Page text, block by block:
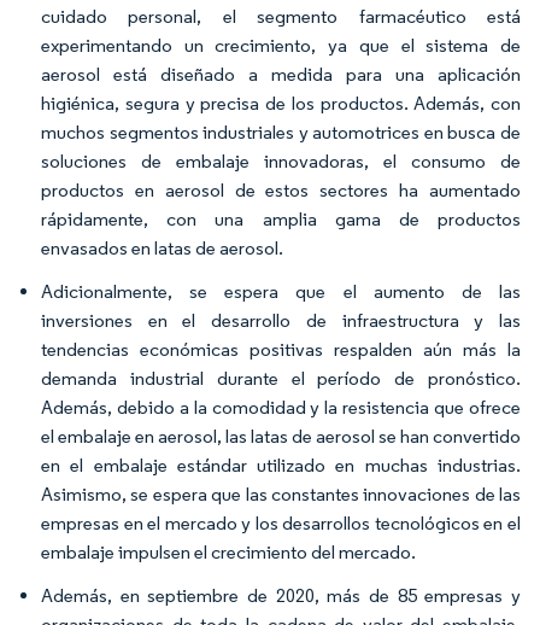
cuidado personal, el segmento farmacéutico está
experimentando un crecimiento, ya que el sistema de
aerosol está diseñado a medida para una aplicación
higiénica, segura y precisa de los productos. Además, con
muchos segmentos industriales y automotrices en busca de
soluciones de embalaje innovadoras, el consumo de
productos en aerosol de estos sectores ha aumentado
rápidamente, con una amplia gama de productos
envasados en latas de aerosol.
Adicionalmente, se espera que el aumento de las
inversiones en el desarrollo de infraestructura y las
tendencias económicas positivas respalden aún más la
demanda industrial durante el período de pronóstico.
Además, debido a la comodidad y la resistencia que ofrece
el embalaje en aerosol, las latas de aerosol se han convertido
en el embalaje estándar utilizado en muchas industrias.
Asimismo, se espera que las constantes innovaciones de las
empresas en el mercado y los desarrollos tecnológicos en el
embalaje impulsen el crecimiento del mercado.
Además, en septiembre de 2020, más de 85 empresas y